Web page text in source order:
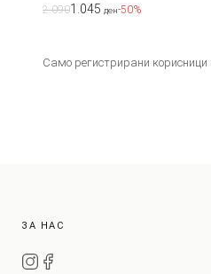
2.0901.045 ден-50%
Само регистрирани
ЗА НАС